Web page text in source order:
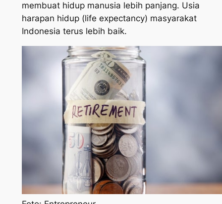
membuat hidup manusia lebih panjang. Usia
harapan hidup (life expectancy) masyarakat
Indonesia terus lebih baik.